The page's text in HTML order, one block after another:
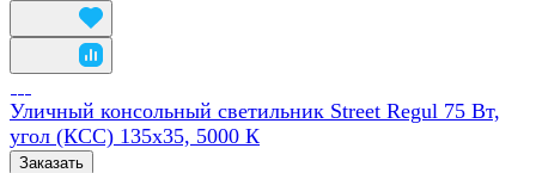
Уличный консольный светильник Street Regul 75 Вт,
угол (КСС) 135х35, 5000 К
Заказать